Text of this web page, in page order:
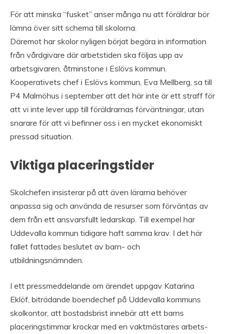
För att minska “fusket” anser många nu att föräldrar bör
lämna över sitt schema till skolorna.
Däremot har skolor nyligen börjat begära in information
från vårdgivare där arbetstiden ska följas upp av
arbetsgivaren, åtminstone i Eslövs kommun.
Kooperativets chef i Eslövs kommun, Eva Mellberg, sa till
P4 Malmöhus i september att det här inte är ett straff för
att vi inte lever upp till föräldrarnas förväntningar, utan
snarare för att vi befinner oss i en mycket ekonomiskt
pressad situation.
Viktiga placeringstider
Skolchefen insisterar på att även lärarna behöver
anpassa sig och använda de resurser som förväntas av
dem från ett ansvarsfullt ledarskap. Till exempel har
Uddevalla kommun tidigare haft samma krav. I det här
fallet fattades beslutet av barn- och
utbildningsnämnden.
I ett pressmeddelande om ärendet uppgav Katarina
Eklöf, biträdande boendechef på Uddevalla kommuns
skolkontor, att bostadsbrist innebär att ett barns
placeringstimmar krockar med en vaktmästares arbets-